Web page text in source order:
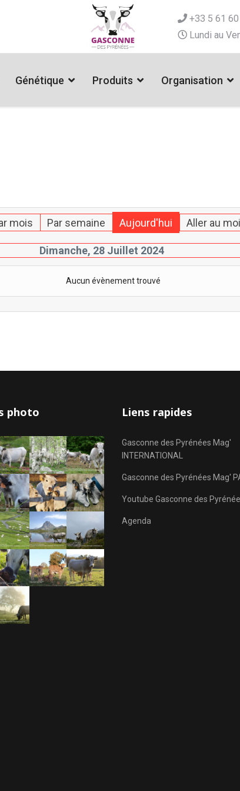
+33 5 61
Lundi au
Génétique Produits Organisation
mois Par semaine Aujourd'hui Aller au
Dimanche, 28 Juillet 2024
Aucun évènement trouvé
photo Liens rapides
Gasconne des Pyrénées Mag'
INTERNATIONAL
Gasconne des Pyrénées Mag'
Youtube Gasconne des
Agenda